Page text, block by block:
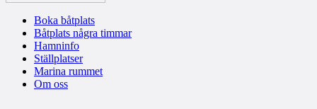
Boka båtplats
Båtplats några timmar
Hamninfo
Ställplatser
Marina rummet
Om oss